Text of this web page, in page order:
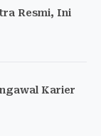
Resmi, Ini
Karier